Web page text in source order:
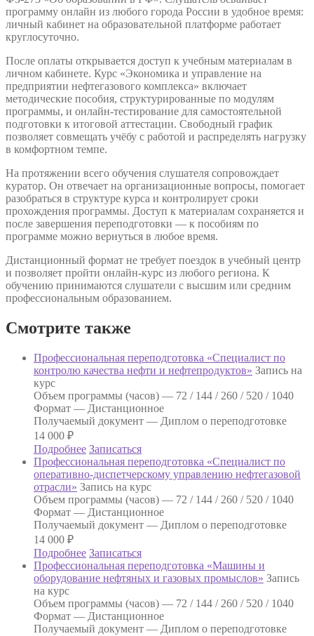
программу онлайн из любого города России в удобное время:
личный кабинет на образовательной платформе работает
круглосуточно.
После оплаты открывается доступ к учебным материалам в
личном кабинете. Курс «Экономика и управление на
предприятии нефтегазового комплекса» включает
методические пособия, структурированные по модулям
программы, и онлайн-тестирование для самостоятельной
подготовки к итоговой аттестации. Свободный график
позволяет совмещать учёбу с работой и распределять нагрузку
в комфортном темпе.
На протяжении всего обучения слушателя сопровождает
куратор. Он отвечает на организационные вопросы, помогает
разобраться в структуре курса и контролирует сроки
прохождения программы. Доступ к материалам сохраняется и
после завершения переподготовки — к пособиям по
программе можно вернуться в любое время.
Дистанционный формат не требует поездок в учебный центр
и позволяет пройти онлайн-курс из любого региона. К
обучению принимаются слушатели с высшим или средним
профессиональным образованием.
Смотрите также
Профессиональная переподготовка «Специалист по
контролю качества нефти и нефтепродуктов» Запись на
курс
Объем программы (часов) — 72 / 144 / 260 / 520 / 1040
Формат — Дистанционное
Получаемый документ — Диплом о переподготовке
14 000 ₽
Подробнее Записаться
Профессиональная переподготовка «Специалист по
оперативно-диспетчерскому управлению нефтегазовой
отрасли» Запись на курс
Объем программы (часов) — 72 / 144 / 260 / 520 / 1040
Формат — Дистанционное
Получаемый документ — Диплом о переподготовке
14 000 ₽
Подробнее Записаться
Профессиональная переподготовка «Машины и
оборудование нефтяных и газовых промыслов» Запись
на курс
Объем программы (часов) — 72 / 144 / 260 / 520 / 1040
Формат — Дистанционное
Получаемый документ — Диплом о переподготовке